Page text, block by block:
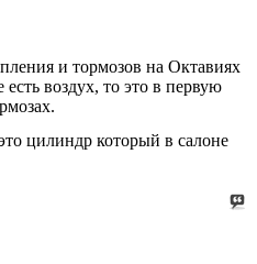
и тормозов на Октавиях
воздух, то это в первую
цилиндр который в салоне